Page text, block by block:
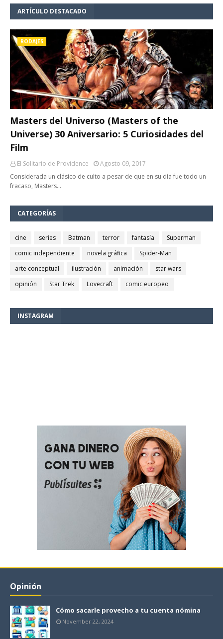
ARTÍCULO DESTACADO
RODAJES
Masters del Universo (Masters of the
Universe) 30 Aniversario: 5 Curiosidades del
Film
El Solitario de Providence
Agosto 09, 2017
Considerada un clásico de culto a pesar de que en su día fue todo un
fracaso, Masters…
CATEGORÍAS
cine series Batman terror fantasía
Superman
comic independiente
novela gráfica
Spider-Man
arte conceptual
ilustración animación
star wars
opinión
Star Trek Lovecraft comic europeo
INSTAGRAM
Opinión
Cómo sacarle provecho a tu cuenta nómina
November 22, 2024